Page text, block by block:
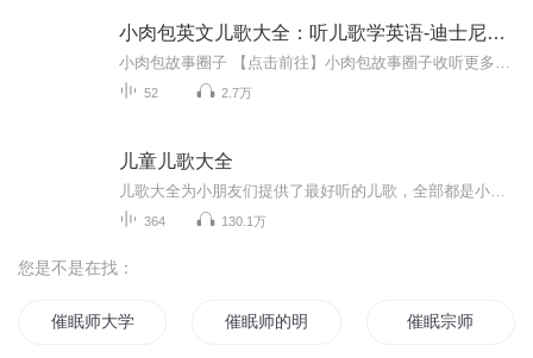
小肉包英文儿歌大全：听儿歌学英语-迪士尼经典儿歌
52 2.7万
儿童儿歌大全
364 130.1万
您是不是在找：
催眠师大学生 催眠师的明天 催眠宗师